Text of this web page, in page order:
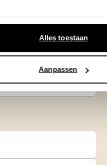
Alles toestaan
Aanpassen